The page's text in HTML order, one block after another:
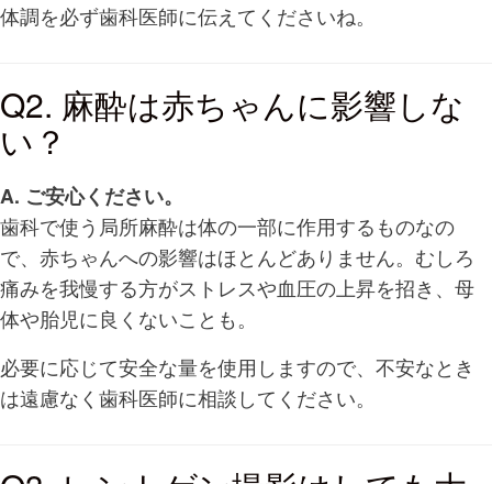
体調を必ず歯科医師に伝えてくださいね。
Q2. 麻酔は赤ちゃんに影響しな
い？
A. ご安心ください。
歯科で使う局所麻酔は体の一部に作用するものなの
で、赤ちゃんへの影響はほとんどありません。むしろ
痛みを我慢する方がストレスや血圧の上昇を招き、母
体や胎児に良くないことも。
必要に応じて安全な量を使用しますので、不安なとき
は遠慮なく歯科医師に相談してください。